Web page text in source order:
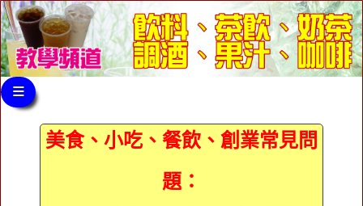
≡
美食、小吃、餐飲、創業常見問
題：